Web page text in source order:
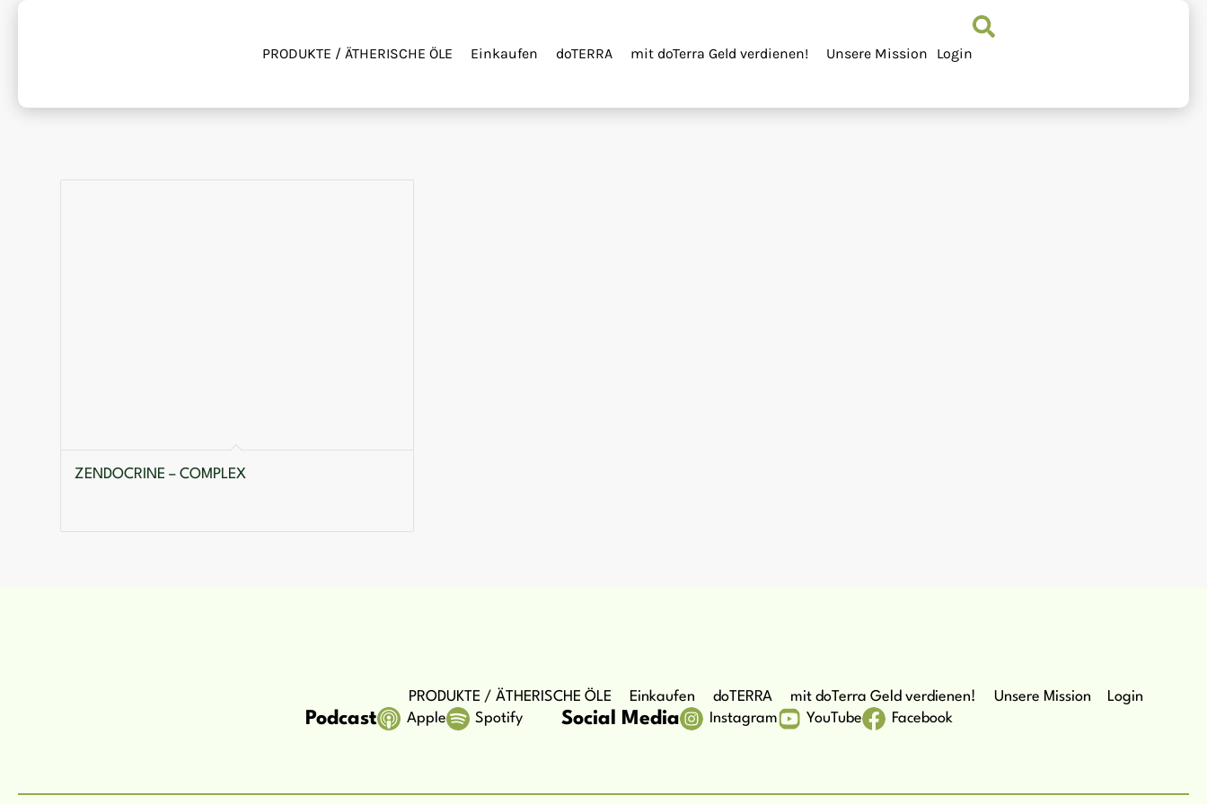
PRODUKTE / ÄTHERISCHE ÖLE Einkaufen doTERRA mit doTerra Geld verdienen! Unsere Mission Login
ZENDOCRINE – COMPLEX
PRODUKTE / ÄTHERISCHE ÖLE Einkaufen doTERRA mit doTerra Geld verdienen! Unsere Mission Login
Podcast Apple Spotify Social Media Instagram YouTube Facebook